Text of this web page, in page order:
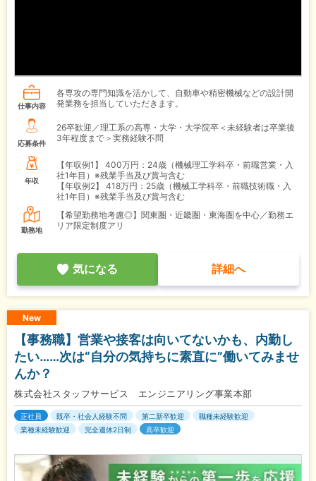
仕事内容
各専攻の専門知識を活かして、自動車や精密機械などの設計開
発業務を担当していただきます。
応募条件
26卒歓迎／理工系の高専・大学・大学院卒＜未経験者は卒業後
3年程度まで＞実務経験不問
年収
【年収例1】
400万円：24歳（機械理工学科卒・前職営業・入
社1年目）※残業手当及び賞与含む
【年収例2】
418万円：25歳（機械工学科卒・前職技術職・入
社1年目）※残業手当及び賞与含む
勤務地
【希望勤務地考慮◎】関東圏・近畿圏・東海圏を中心／勤務エ
リア限定制度アリ
気になる 詳細へ
New
【事務職】営業や接客は向いてないかも、内勤し
たい……次は“自分の気持ちに素直に”働いてみませ
んか？
株式会社スタッフサービス エンジニアリング事業本部
正社員 既卒・社会人経験不問 第二新卒歓迎
職種未経験歓迎
業種未経験歓迎
完全週休2日制 高卒歓迎